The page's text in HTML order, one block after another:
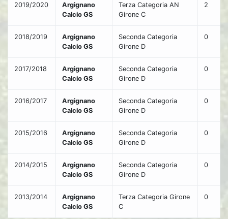
2019/2020
Argignano
Calcio GS
Terza Categoria AN
Girone C
2
2018/2019
Argignano
Calcio GS
Seconda Categoria
Girone D
0
2017/2018
Argignano
Calcio GS
Seconda Categoria
Girone D
0
2016/2017
Argignano
Calcio GS
Seconda Categoria
Girone D
0
2015/2016
Argignano
Calcio GS
Seconda Categoria
Girone D
0
2014/2015
Argignano
Calcio GS
Seconda Categoria
Girone D
0
2013/2014
Argignano
Calcio GS
Terza Categoria Girone
C
0